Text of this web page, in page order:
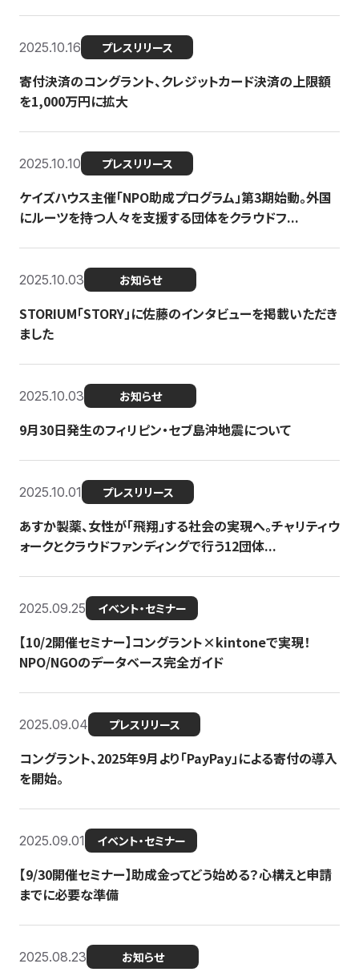
2025.10.16 プレスリリース
寄付決済のコングラント、クレジットカード決済の上限額
を1,000万円に拡大
2025.10.10 プレスリリース
ケイズハウス主催「NPO助成プログラム」第3期始動。外国
にルーツを持つ人々を支援する団体をクラウドフ...
2025.10.03 お知らせ
STORIUM「STORY」に佐藤のインタビューを掲載いただき
ました
2025.10.03 お知らせ
9月30日発生のフィリピン・セブ島沖地震について
2025.10.01 プレスリリース
あすか製薬、女性が「飛翔」する社会の実現へ。チャリティウ
ォークとクラウドファンディングで行う12団体...
2025.09.25 イベント・セミナー
【10/2開催セミナー】コングラント×kintoneで実現！
NPO/NGOのデータベース完全ガイド
2025.09.04 プレスリリース
コングラント、2025年9月より「PayPay」による寄付の導入
を開始。
2025.09.01 イベント・セミナー
【9/30開催セミナー】助成金ってどう始める？心構えと申請
までに必要な準備
2025.08.23 お知らせ